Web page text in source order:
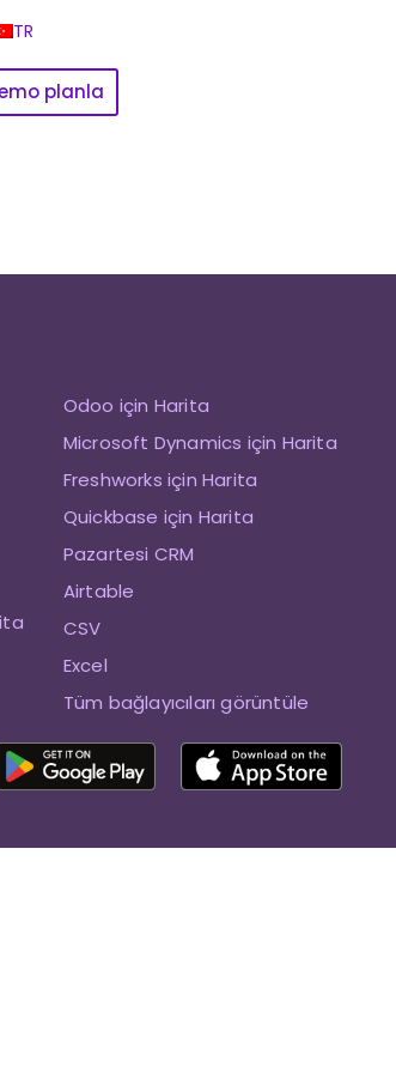
TR
planla
Odoo için Harita
Microsoft Dynamics için Harita
Freshworks için Harita
Quickbase için Harita
Pazartesi CRM
Airtable
CSV
Excel
Tüm bağlayıcıları görüntüle